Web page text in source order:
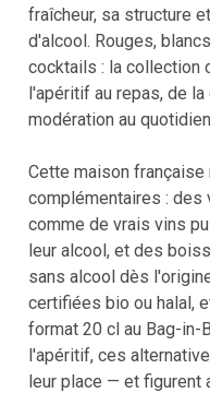
fraîcheur, sa structure
d'alcool. Rouges,
cocktails : la collection
l'apéritif au repas, de la
modération au
Cette maison
complémentaires :
comme de vrais vins
leur alcool, et des
sans alcool dès
certifiées bio ou halal,
format 20 cl au Bag-in-
l'apéritif, ces
leur place — et figurent